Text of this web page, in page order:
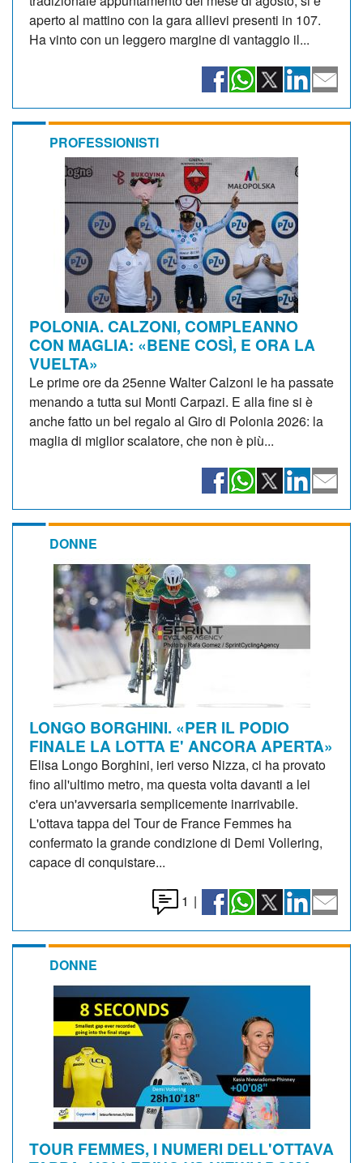
aperto al mattino con la gara allievi presenti in 107.
Ha vinto con un leggero margine di vantaggio il...
PROFESSIONISTI
POLONIA. CALZONI, COMPLEANNO
CON MAGLIA: «BENE COSÌ, E ORA LA
VUELTA»
Le prime ore da 25enne Walter Calzoni le ha passate
menando a tutta sui Monti Carpazi. E alla fine si è
anche fatto un bel regalo al Giro di Polonia 2026: la
maglia di miglior scalatore, che non è più...
DONNE
LONGO BORGHINI. «PER IL PODIO
FINALE LA LOTTA E' ANCORA APERTA»
Elisa Longo Borghini, ieri verso Nizza, ci ha provato
fino all'ultimo metro, ma questa volta davanti a lei
c'era un'avversaria semplicemente inarrivabile.
L'ottava tappa del Tour de France Femmes ha
confermato la grande condizione di Demi Vollering,
capace di conquistare...
1 |
DONNE
TOUR FEMMES, I NUMERI DELL'OTTAVA